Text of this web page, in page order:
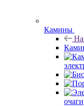
Камины
очаги